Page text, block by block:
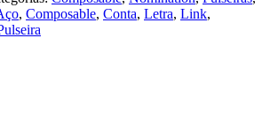
, Composable, Conta, Letra, Link,